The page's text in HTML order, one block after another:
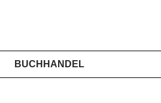
BUCHHANDEL